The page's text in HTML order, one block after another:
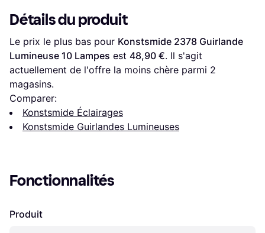
Détails du produit
Le prix le plus bas pour Konstsmide 2378 Guirlande
Lumineuse 10 Lampes est 48,90 €. Il s'agit
actuellement de l'offre la moins chère parmi 2
magasins.
Comparer:
Konstsmide Éclairages
Konstsmide Guirlandes Lumineuses
Fonctionnalités
Produit